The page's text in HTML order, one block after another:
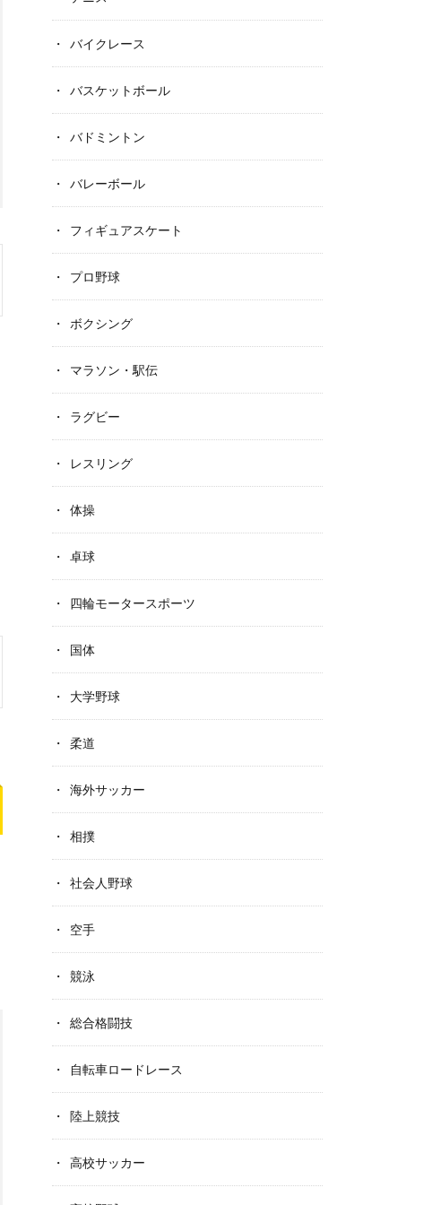
バイクレース
バスケットボール
バドミントン
バレーボール
フィギュアスケート
プロ野球
ボクシング
マラソン・駅伝
ラグビー
レスリング
体操
卓球
四輪モータースポーツ
国体
大学野球
柔道
海外サッカー
相撲
社会人野球
空手
競泳
総合格闘技
自転車ロードレース
陸上競技
高校サッカー